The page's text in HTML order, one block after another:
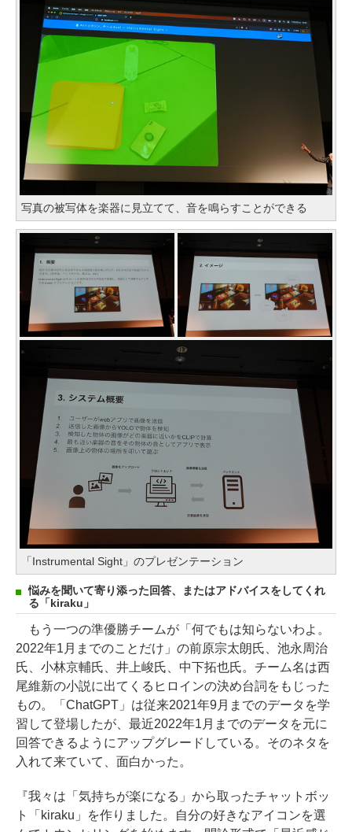
写真の被写体を楽器に見立てて、音を鳴らすことができる
「Instrumental Sight」のプレゼンテーション
悩みを聞いて寄り添った回答、またはアドバイスをしてくれ
る「kiraku」
もう一つの準優勝チームが「何でもは知らないわよ。
2022年1月までのことだけ」の前原宗太朗氏、池永周治
氏、小林京輔氏、井上峻氏、中下拓也氏。チーム名は西
尾維新の小説に出てくるヒロインの決め台詞をもじった
もの。「ChatGPT」は従来2021年9月までのデータを学
習して登場したが、最近2022年1月までのデータを元に
回答できるようにアップグレードしている。そのネタを
入れて来ていて、面白かった。
『我々は「気持ちが楽になる」から取ったチャットボッ
ト「kiraku」を作りました。自分の好きなアイコンを選